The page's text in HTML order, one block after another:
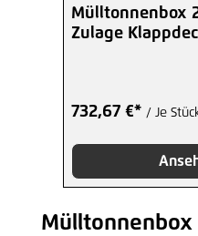
Mülltonnenbox
Zulage
732,67 €* / Je
Produktgalerie
Mülltonnenbox